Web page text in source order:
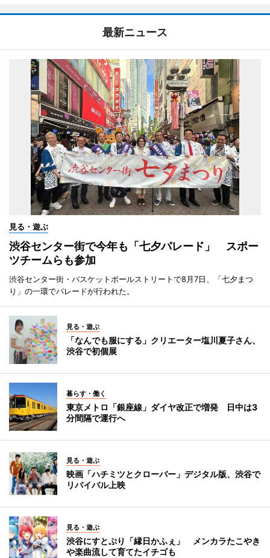
最新ニュース
見る・遊ぶ
渋谷センター街で今年も「七夕パレード」 スポー
ツチームらも参加
渋谷センター街・バスケットボールストリートで8月7日、「七夕まつ
り」の一環でパレードが行われた。
見る・遊ぶ
「なんでも服にする」クリエーター塩川夏子さん、
渋谷で初個展
暮らす・働く
東京メトロ「銀座線」ダイヤ改正で増発 日中は3
分間隔で運行へ
見る・遊ぶ
映画「ハチミツとクローバー」デジタル版、渋谷で
リバイバル上映
見る・遊ぶ
渋谷にすとぷり「縁日かふぇ」 メンカラたこやき
や楽曲流して育てたイチゴも